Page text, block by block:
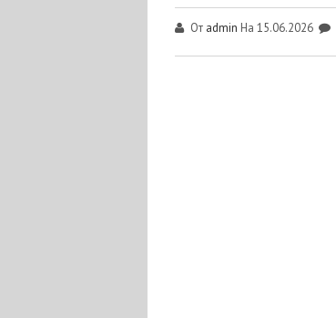
От admin На 15.06.2026